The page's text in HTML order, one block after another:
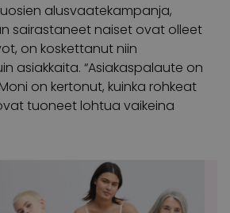
alusvaatekampanja,
sairastaneet naiset ovat olleet
on koskettanut niin
asiakkaita. “Asiakaspalaute on
on kertonut, kuinka rohkeat
tuoneet lohtua vaikeina